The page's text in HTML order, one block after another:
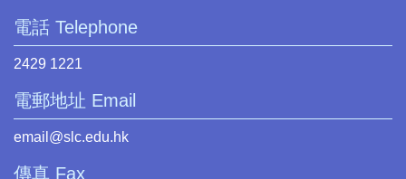
電話 Telephone
2429 1221
電郵地址 Email
email@slc.edu.hk
傳真 Fax